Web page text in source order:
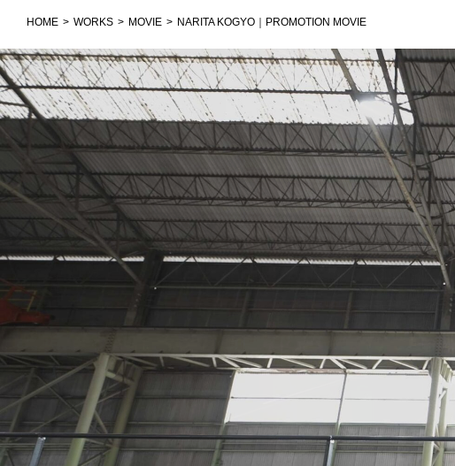
COMPANY 温故見新について
MOVIE 動画制作・映像制作
PHOTOGRAPH 写真撮影
WEB PRODUCTION
HOME WORKS MOVIE NARITA KOGYO｜PROMOTION MOVIE